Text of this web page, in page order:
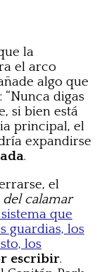
la
el arco
algo que
digas
si bien está
principal, el
expandirse
.
el
del calamar
que
guardias, los
los
escribir.